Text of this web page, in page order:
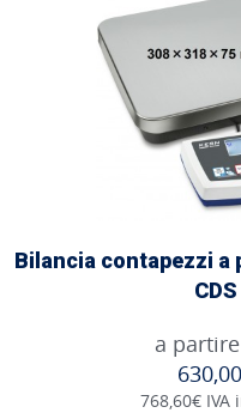
Bilancia contapezzi a
CDS
a
768,60€ IVA